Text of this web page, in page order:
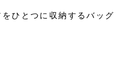
ひとつに収納するバッグ